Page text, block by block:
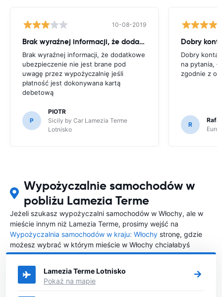
10-08-2019
Brak wyraźnej informacji, że dodatkowe
Brak wyraźnej informacji, że dodatkowe
ubezpieczenie nie jest brane pod
uwagę przez wypożyczalnię jeśli
płatność jest dokonywana kartą
debetową
P
PIOTR
Sicily by Car Lamezia Terme
Lotnisko
Dobry
na pytania,
zgodnie z
R
Wypożyczalnie samochodów w
pobliżu Lamezia Terme
Jeżeli szukasz wypożyczalni samochodów w Włochy, ale w
mieście innym niż Lamezia Terme, prosimy wejść na
Wypożyczalnia samochodów w kraju: Włochy stronę, gdzie
możesz wybrać w którym mieście w Włochy chciałabyś
wypożyczyć samochód.
Lamezia Terme Lotnisko
Pokaż na mapie